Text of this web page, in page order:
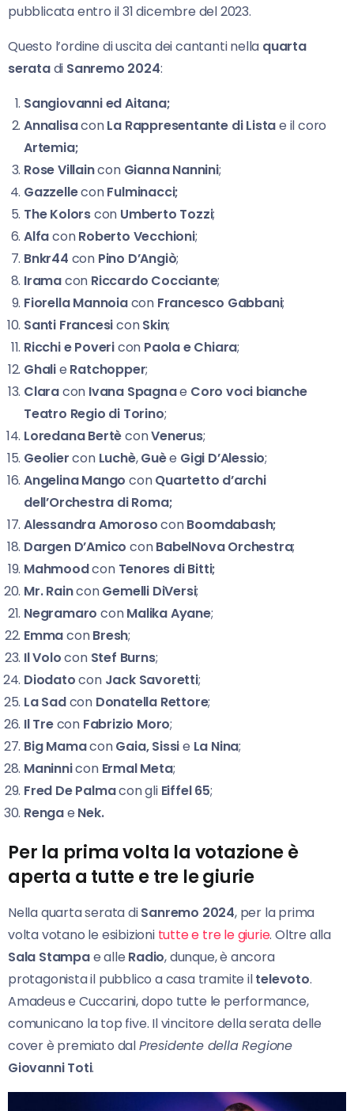
pubblicata entro il 31 dicembre del 2023.
Questo l’ordine di uscita dei cantanti nella quarta
seratadi Sanremo 2024:
SangiovanniedAitana;
AnnalisaconLa Rappresentante di Listae il coro
Artemia;
Rose Villaincon Gianna Nannini;
GazzelleconFulminacci;
The Kolorscon Umberto Tozzi;
AlfaconRoberto Vecchioni;
Bnkr44 con Pino D’Angiò;
Iramacon Riccardo Cocciante;
Fiorella Mannoiacon Francesco Gabbani;
Santi FrancesiconSkin;
Ricchi e Povericon Paola e Chiara;
Ghalie Ratchopper;
Claracon Ivana Spagnae Coro voci bianche
Teatro Regio di Torino;
Loredana BertèconVenerus;
Geoliercon Luchè,Guèe Gigi D’Alessio;
Angelina Mango conQuartetto d’archi
dell’Orchestra di Roma;
Alessandra AmorosoconBoomdabash;
Dargen D’Amico conBabelNova Orchestra;
Mahmoodcon Tenores di Bitti;
Mr. RainconGemelli DiVersi;
Negramaro conMalika Ayane;
EmmaconBresh;
Il Volocon Stef Burns;
Diodatocon Jack Savoretti;
La Sadcon Donatella Rettore;
Il Trecon Fabrizio Moro;
Big MamaconGaia, Sissie La Nina;
Maninnicon Ermal Meta;
Fred De Palmacon gli Eiffel 65;
Rengae Nek.
Per la prima volta la votazione è
aperta a tutte e tre le giurie
Nella quarta serata diSanremo 2024, per la prima
volta votano le esibizioni tutte e tre le giurie. Oltre alla
Sala Stampae alle Radio, dunque, è ancora
protagonista il pubblico a casa tramite iltelevoto.
Amadeus e Cuccarini, dopo tutte le performance,
comunicano la top five. Il vincitore della serata delle
cover è premiato dalPresidente della Regione
Giovanni Toti.